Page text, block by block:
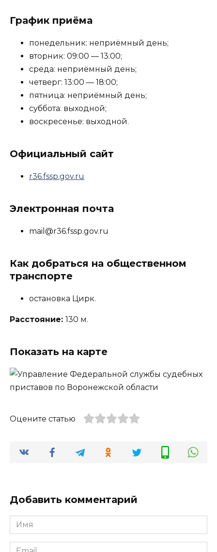
График приёма
понедельник: неприёмный день;
вторник: 09:00 — 13:00;
среда: неприёмный день;
четверг: 13:00 — 18:00;
пятница: неприёмный день;
суббота: выходной;
воскресенье: выходной.
Официальный сайт
r36.fssp.gov.ru
Электронная почта
mail@r36.fssp.gov.ru
Как добраться на общественном
транспорте
остановка Цирк.
Расстояние: 130 м.
Показать на карте
Оцените статью
Добавить комментарий
Имя
*
Email